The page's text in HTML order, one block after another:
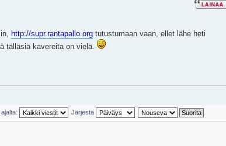
http://supr.rantapallo.org tutustumaan vaan, ellet lähe heti
tälläsiä kavereita on vielä.
Järjestä